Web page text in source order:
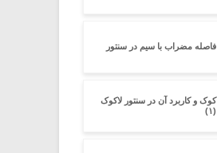
فاصله مضراب با سیم در سنتور
کوک و کاربرد آن در سنتور لاکوک
(۱)